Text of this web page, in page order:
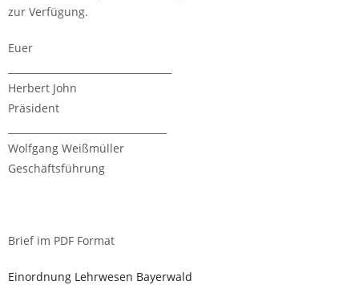
zur Verfügung.
Euer
Herbert John
Präsident
Wolfgang Weißmüller
Geschäftsführung
Brief im PDF Format
Einordnung Lehrwesen Bayerwald